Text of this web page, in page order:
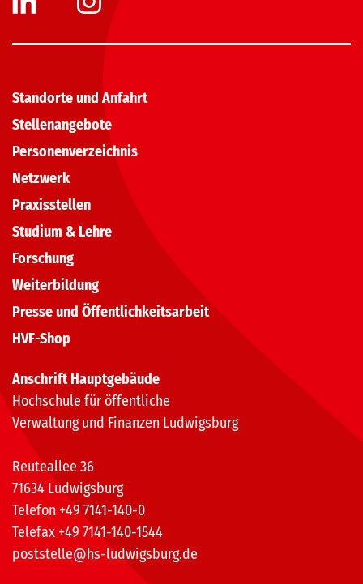
Standorte und Anfahrt
Stellenangebote
Personenverzeichnis
Netzwerk
Praxisstellen
Studium & Lehre
Forschung
Weiterbildung
Presse und Öffentlichkeitsarbeit
HVF-Shop
Anschrift Hauptgebäude
Hochschule für öffentliche
Verwaltung und Finanzen Ludwigsburg
Reuteallee 36
71634 Ludwigsburg
Telefon +49 7141-140-0
Telefax +49 7141-140-1544
poststelle@hs-ludwigsburg.de